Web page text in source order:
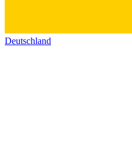
Deutschland